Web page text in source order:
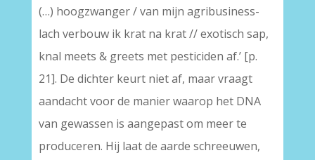
(…) hoogzwanger / van mijn agribusiness-
lach verbouw ik krat na krat // exotisch sap,
knal meets & greets met pesticiden af.’ [p.
21]. De dichter keurt niet af, maar vraagt
aandacht voor de manier waarop het DNA
van gewassen is aangepast om meer te
produceren. Hij laat de aarde schreeuwen,